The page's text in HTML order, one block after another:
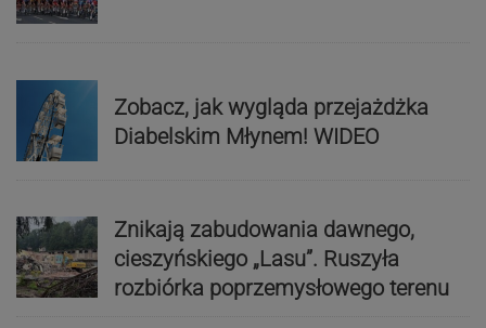
Zobacz, jak wygląda przejażdżka
Diabelskim Młynem! WIDEO
Znikają zabudowania dawnego,
cieszyńskiego „Lasu”. Ruszyła
rozbiórka poprzemysłowego terenu